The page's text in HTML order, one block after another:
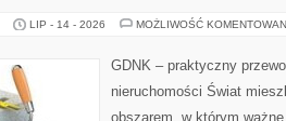
LIP - 14 - 2026 MOŻLIWOŚĆ
GDNK – praktyczny
nieruchomości Świat
obszarem, w którym